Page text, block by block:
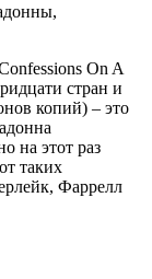
On A
стран и
копий) – это
на этот раз
таких
Фаррелл